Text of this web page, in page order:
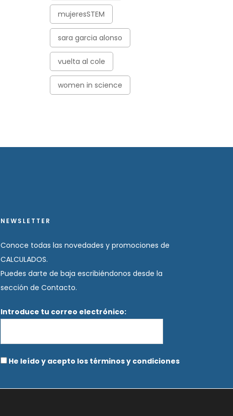
mujeresSTEM
sara garcia alonso
vuelta al cole
women in science
NEWSLETTER
Conoce todas las novedades y promociones de
CALCULADOS.
Puedes darte de baja escribiéndonos desde la
sección de Contacto.
Introduce tu correo electrónico:
He leído y acepto los términos y condiciones